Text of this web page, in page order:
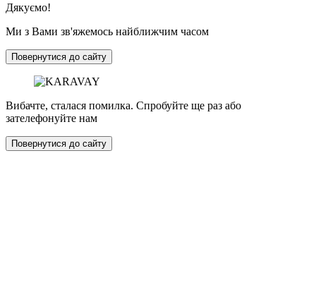
Дякуємо!
Ми з Вами зв'яжемось найближчим часом
Повернутися до сайту
Вибачте, сталася помилка. Спробуйте ще раз або
зателефонуйте нам
Повернутися до сайту